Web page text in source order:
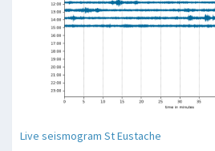
Live seismogram St Eustache